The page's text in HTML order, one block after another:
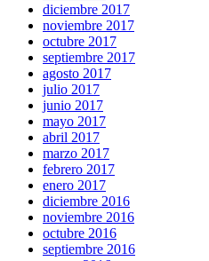
diciembre 2017
noviembre 2017
octubre 2017
septiembre 2017
agosto 2017
julio 2017
junio 2017
mayo 2017
abril 2017
marzo 2017
febrero 2017
enero 2017
diciembre 2016
noviembre 2016
octubre 2016
septiembre 2016